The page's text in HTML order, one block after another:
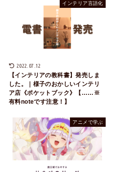
インテリア言語化
2022.07.12
【インテリアの教科書】発売しま
した。｜様子のおかしいインテリ
ア店《ポケットブック》【……※
有料noteです注意！】
アニメで学ぶ